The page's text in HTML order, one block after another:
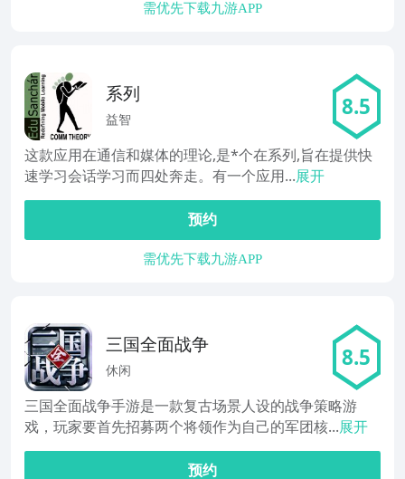
需优先下载九游APP
系列
益智 8.5
这款应用在通信和媒体的理论,是*个在系列,旨在提供快
速学习会话学习而四处奔走。有一个应用...展开
预约
需优先下载九游APP
三国全面战争
休闲 8.5
三国全面战争手游是一款复古场景人设的战争策略游
戏，玩家要首先招募两个将领作为自己的军团核...展开
预约